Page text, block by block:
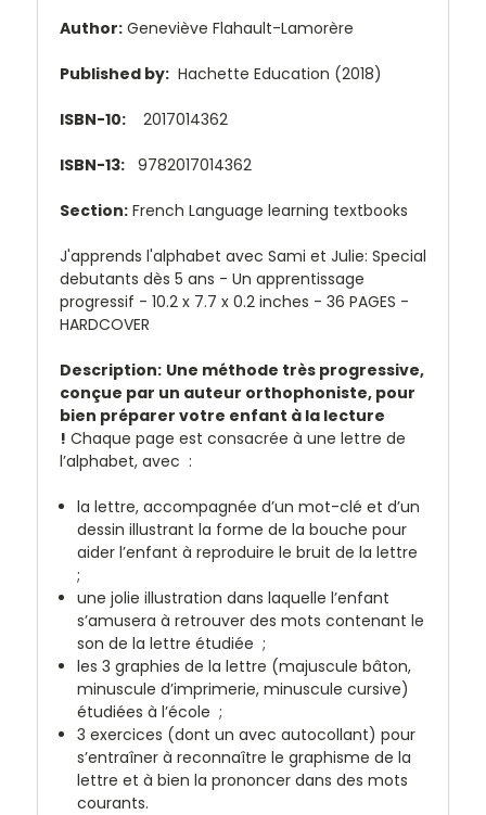
Author: Geneviève Flahault-Lamorère
Published by: Hachette Education (2018)
ISBN-10: 2017014362
ISBN-13: 9782017014362
Section: French Language learning textbooks
J'apprends l'alphabet avec Sami et Julie: Special
debutants dès 5 ans - Un apprentissage
progressif - 10.2 x 7.7 x 0.2 inches - 36 PAGES -
HARDCOVER
Description: Une méthode très progressive,
conçue par un auteur orthophoniste, pour
bien préparer votre enfant à la lecture
! Chaque page est consacrée à une lettre de
l’alphabet, avec :
la lettre, accompagnée d’un mot-clé et d’un
dessin illustrant la forme de la bouche pour
aider l’enfant à reproduire le bruit de la lettre
;
une jolie illustration dans laquelle l’enfant
s’amusera à retrouver des mots contenant le
son de la lettre étudiée ;
les 3 graphies de la lettre (majuscule bâton,
minuscule d’imprimerie, minuscule cursive)
étudiées à l’école ;
3 exercices (dont un avec autocollant) pour
s’entraîner à reconnaître le graphisme de la
lettre et à bien la prononcer dans des mots
courants.